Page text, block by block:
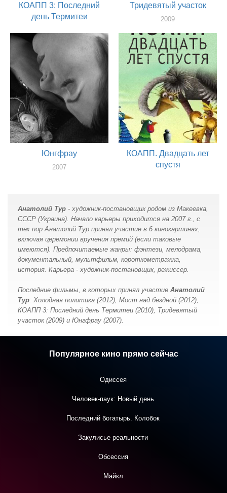
КОАПП 3: Последний
день Термитеи
Тридевятый участок
2009
Юнгфрау
2007
КОАПП. Двадцать лет
спустя
Анатолий Тур - художник-постановщик родом из Макеевка,
СССР (Украина). Начало карьеры приходится на 2007 г., с
тех пор Анатолий Тур принял участие в 6 кинокартинах,
включая церемонии вручения премий (если таковые
имеются). Предпочитаемые жанры: фэнтези, мелодрама,
документальный, мультфильм, короткометражка,
история. Карьера - художник-постановщик, режиссер.
Последние фильмы, в которых принял участие Анатолий
Тур: Холодная политика (2012), Мост над бездной (2012),
КОАПП 3: Последний день Термитеи (2010), Тридевятый
участок (2009) и Юнгфрау (2007).
Популярное кино прямо сейчас
Одиссея
Человек-паук: Новый день
Последний богатырь. Колобок
Закулисье реальности
Обсессия
Майкл